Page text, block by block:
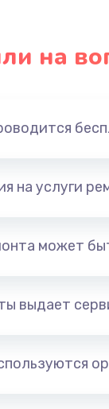
на
на услуги
может
выдает